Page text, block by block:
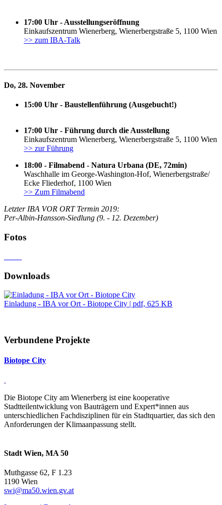
17:00 Uhr - Ausstellungseröffnung
Einkaufszentrum Wienerberg, Wienerbergstraße 5, 1100 Wien
>> zum IBA-Talk
Do, 28. November
15:00 Uhr - Baustellenführung (Ausgebucht!)
17:00 Uhr - Führung durch die Ausstellung
Einkaufszentrum Wienerberg, Wienerbergstraße 5, 1100 Wien
>> zur Führung
18:00 - Filmabend - Natura Urbana (DE, 72min)
Waschhalle im George-Washington-Hof, Wienerbergstraße/
Ecke Fliederhof, 1100 Wien
>> Zum Filmabend
Letzter IBA VOR ORT Termin 2019:
Per-Albin-Hansson-Siedlung (9. - 12. Dezember)
Fotos
Downloads
Einladung - IBA vor Ort - Biotope City | pdf, 625 KB
Verbundene Projekte
Bi­o­tope City
Die Biotope City am Wienerberg ist eine kooperative
Stadtteilentwicklung von Bauträgern und Expert*innen aus
unterschiedlichen Fachdisziplinen für ein Stadtquartier, das sich den
Anforderungen der Klimaanpassung stellt.
Stadt Wien, MA 50
Muthgasse 62, F 1.23
1190 Wien
swi@ma50.wien.gv.at